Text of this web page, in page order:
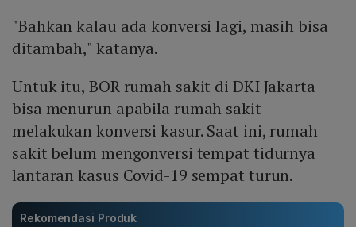
"Bahkan kalau ada konversi lagi, masih bisa
ditambah," katanya.
Untuk itu, BOR rumah sakit di DKI Jakarta
bisa menurun apabila rumah sakit
melakukan konversi kasur. Saat ini, rumah
sakit belum mengonversi tempat tidurnya
lantaran kasus Covid-19 sempat turun.
Rekomendasi Produk